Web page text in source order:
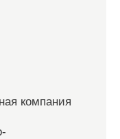
компания